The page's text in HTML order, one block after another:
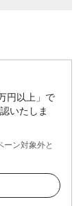
円以上」で
いたしま
ン対象外と